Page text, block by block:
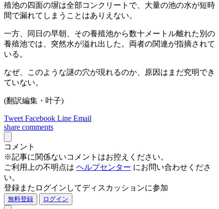
殖池の四面の塀は全部コンクリートで、大量の池の水が短時
間で漏れてしまうことはありえない。
一方、同日の早朝、その養殖池から数十メートル離れた別の
養殖池では、突然水が溢れ出した。両者の関連が指摘されて
いる。
なぜ、このような謎の穴が現れるのか、原因はまだ究明でき
ていない。
(翻訳編集・叶子)
Tweet Facebook Line Email
share comments
コメント
※記事に関係ないコメントはお控えください。
ご利用上の不明点は ヘルプセンター にお問い合わせくださ
い。
登録またログインしてディスカッションに参加
無料登録 ログイン